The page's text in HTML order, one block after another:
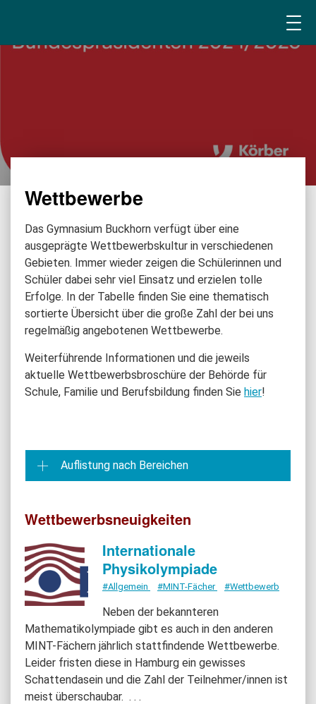
Wettbewerbe
Das Gymnasium Buckhorn verfügt über eine
ausgeprägte Wettbewerbskultur in verschiedenen
Gebieten. Immer wieder zeigen die Schülerinnen und
Schüler dabei sehr viel Einsatz und erzielen tolle
Erfolge. In der Tabelle finden Sie eine thematisch
sortierte Übersicht über die große Zahl der bei uns
regelmäßig angebotenen Wettbewerbe.
Weiterführende Informationen und die jeweils
aktuelle Wettbewerbsbroschüre der Behörde für
Schule, Familie und Berufsbildung finden Sie hier!
Auflistung nach Bereichen
Wettbewerbsneuigkeiten
Internationale
Physikolympiade
#Allgemein #MINT-Fächer #Wettbewerb
Neben der bekannteren
Mathematikolympiade gibt es auch in den anderen
MINT-Fächern jährlich stattfindende Wettbewerbe.
Leider fristen diese in Hamburg ein gewisses
Schattendasein und die Zahl der Teilnehmer/innen ist
meist überschaubar. . . .